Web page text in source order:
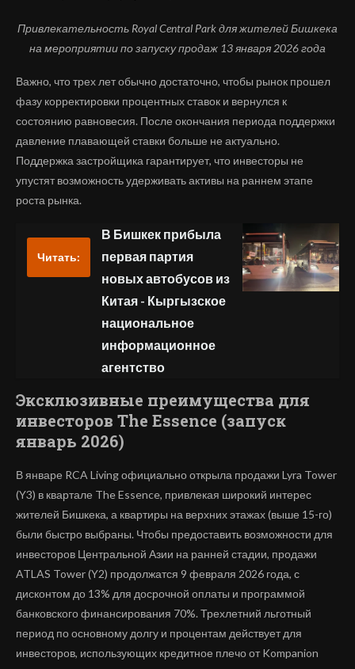
Привлекательность RoyalCentral Parkдля жителей Бишкека
на мероприятии по запуску продаж 13 января 2026 года
Важно, что трех лет обычно достаточно, чтобы рынок прошел
фазу корректировки процентных ставок и вернулся к
состоянию равновесия. После окончания периода поддержки
давление плавающей ставки больше не актуально.
Поддержка застройщика гарантирует, что инвесторы не
упустят возможность удерживать активы на раннем этапе
роста рынка.
Читать:
В Бишкек прибыла
первая партия
новых автобусов из
Китая - Кыргызское
национальное
информационное
агентство
Эксклюзивные преимущества для
инвесторов The Essence (запуск
январь 2026)
В январе RCA Living официально открыла продажи Lyra Tower
(Y3) в квартале The Essence, привлекая широкий интерес
жителей Бишкека, а квартиры на верхних этажах (выше 15-го)
были быстро выбраны. Чтобы предоставить возможности для
инвесторов Центральной Азии на ранней стадии, продажи
ATLAS Tower (Y2) продолжатся 9 февраля 2026 года, с
дисконтом до 13% для досрочной оплаты и программой
банковского финансирования 70%. Трехлетний льготный
период по основному долгу и процентам действует для
инвесторов, использующих кредитное плечо от Kompanion